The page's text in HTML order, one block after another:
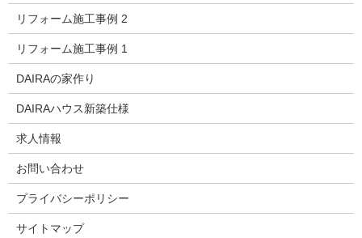
リフォーム施工事例 2
リフォーム施工事例 1
DAIRAの家作り
DAIRAハウス新築仕様
求人情報
お問い合わせ
プライバシーポリシー
サイトマップ